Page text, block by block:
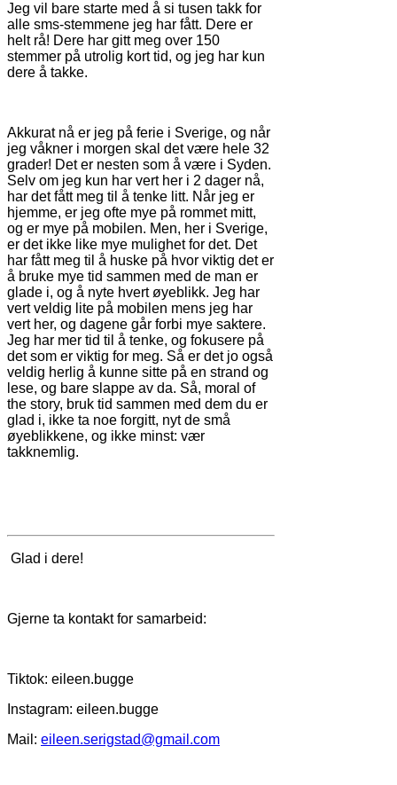
Jeg vil bare starte med å si tusen takk for
alle sms-stemmene jeg har fått. Dere er
helt rå! Dere har gitt meg over 150
stemmer på utrolig kort tid, og jeg har kun
dere å takke.
Akkurat nå er jeg på ferie i Sverige, og når
jeg våkner i morgen skal det være hele 32
grader! Det er nesten som å være i Syden.
Selv om jeg kun har vert her i 2 dager nå,
har det fått meg til å tenke litt. Når jeg er
hjemme, er jeg ofte mye på rommet mitt,
og er mye på mobilen. Men, her i Sverige,
er det ikke like mye mulighet for det. Det
har fått meg til å huske på hvor viktig det er
å bruke mye tid sammen med de man er
glade i, og å nyte hvert øyeblikk. Jeg har
vert veldig lite på mobilen mens jeg har
vert her, og dagene går forbi mye saktere.
Jeg har mer tid til å tenke, og fokusere på
det som er viktig for meg. Så er det jo også
veldig herlig å kunne sitte på en strand og
lese, og bare slappe av da. Så, moral of
the story, bruk tid sammen med dem du er
glad i, ikke ta noe forgitt, nyt de små
øyeblikkene, og ikke minst: vær
takknemlig.
Glad i dere!
Gjerne ta kontakt for samarbeid:
Tiktok: eileen.bugge
Instagram: eileen.bugge
Mail: eileen.serigstad@gmail.com